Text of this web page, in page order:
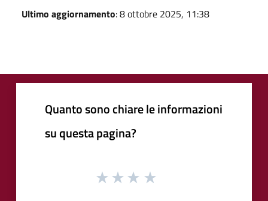
Ultimo aggiornamento: 8 ottobre 2025, 11:38
Quanto sono chiare le informazioni
su questa pagina?